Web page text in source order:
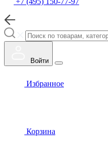
Войти
Избранное
Корзина